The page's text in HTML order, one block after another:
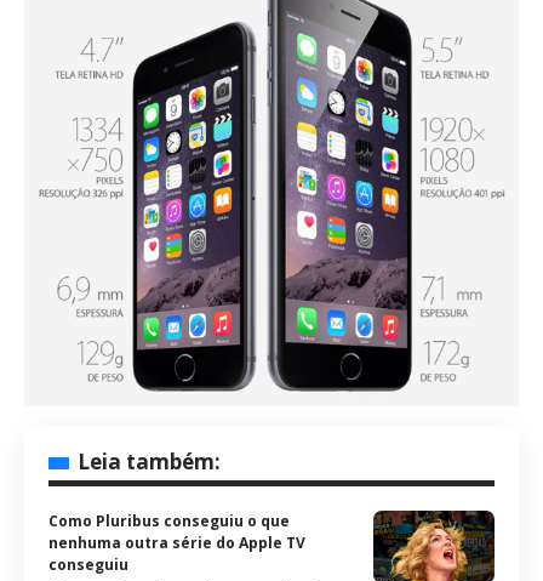
Leia também:
Como Pluribus conseguiu o que
nenhuma outra série do Apple TV
conseguiu